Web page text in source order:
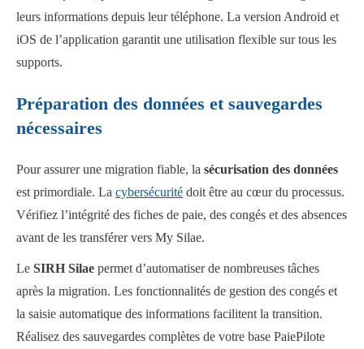
leurs informations depuis leur téléphone. La version Android et
iOS de l’application garantit une utilisation flexible sur tous les
supports.
Préparation des données et sauvegardes
nécessaires
Pour assurer une migration fiable, la sécurisation des données
est primordiale. La cybersécurité doit être au cœur du processus.
Vérifiez l’intégrité des fiches de paie, des congés et des absences
avant de les transférer vers My Silae.
Le SIRH Silae permet d’automatiser de nombreuses tâches
après la migration. Les fonctionnalités de gestion des congés et
la saisie automatique des informations facilitent la transition.
Réalisez des sauvegardes complètes de votre base PaiePilote